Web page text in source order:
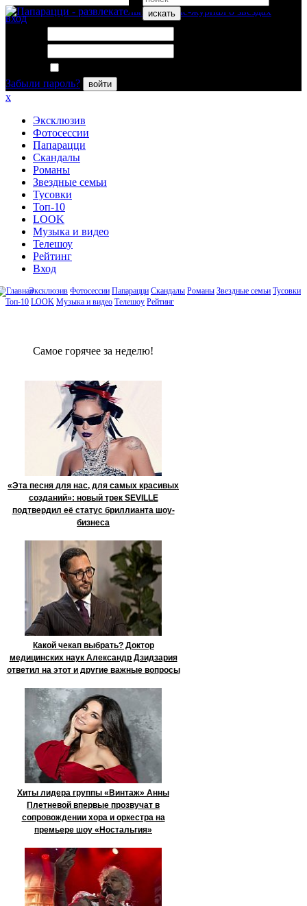
искать
вход
Забыли пароль?
войти
x
Эксклюзив
Фотосессии
Папарацци
Скандалы
Романы
Звездные семьи
Тусовки
Топ-10
LOOK
Музыка и видео
Телешоу
Рейтинг
Вход
Эксклюзив Фотосессии Папарацци Скандалы Романы Звездные семьи Тусовки
Топ-10 LOOK Музыка и видео Телешоу Рейтинг
Сaмое гoрячее за неделю!
«Эта песня для нас, для самых красивых
созданий»: новый трек SEVILLE
подтвердил её статус бриллианта шоу-
бизнеса
Какой чекап выбрать? Доктор
медицинских наук Александр Дзидзария
ответил на этот и другие важные вопросы
Хиты лидера группы «Винтаж» Анны
Плетневой впервые прозвучат в
сопровождении хора и оркестра на
премьере шоу «Ностальгия»